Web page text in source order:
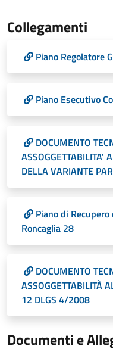
Collegamenti
Piano Regolatore
Piano Esecutivo
DOCUMENTO
ASSOGGETTABILITA'
DELLA VARIANTE
Piano di
Roncaglia 28
DOCUMENTO
ASSOGGETTABILITÀ
12 DLGS 4/2008
Documenti e